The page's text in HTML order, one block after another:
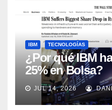
IBM TECNOLOGÍAS
¿Por qué IBM
25% en Bolsa?
JUL 14, 2026